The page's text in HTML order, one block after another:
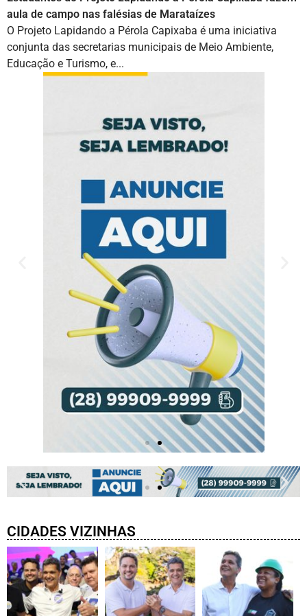
aula de campo nas falésias de Marataízes
O Projeto Lapidando a Pérola Capixaba é uma iniciativa
conjunta das secretarias municipais de Meio Ambiente,
Educação e Turismo, e...
CIDADES VIZINHAS